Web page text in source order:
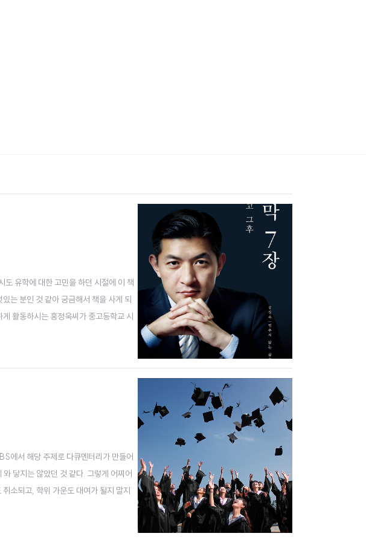
유학에 대한 고민을 하던 시절에 이 책
는 분인 것 같아 궁금해서 책을 사게 되
활동하시는 홍정욱씨가 중고등학교 시
에서 해당 주제로 다큐멘터리가 만들어
닿지는 않았던 것 같다. 그렇게 어찌어
소되고, 학위 가운도 대여가 될지 말지